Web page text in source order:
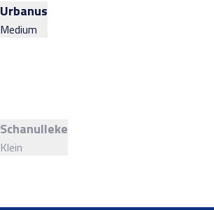
Schanulleke
Klein
Urbanus
Medium